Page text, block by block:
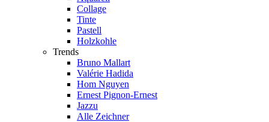
Collage
Tinte
Pastell
Holzkohle
Trends
Bruno Mallart
Valérie Hadida
Hom Nguyen
Ernest Pignon-Ernest
Jazzu
Alle Zeichner